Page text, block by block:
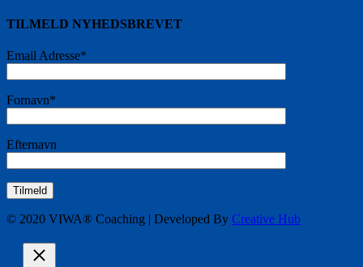
TILMELD NYHEDSBREVET
Email Adresse*
Fornavn*
Efternavn
© 2020 VIWA® Coaching | Developed By Creative Hub